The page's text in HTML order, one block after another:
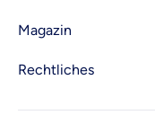
Magazin
Rechtliches